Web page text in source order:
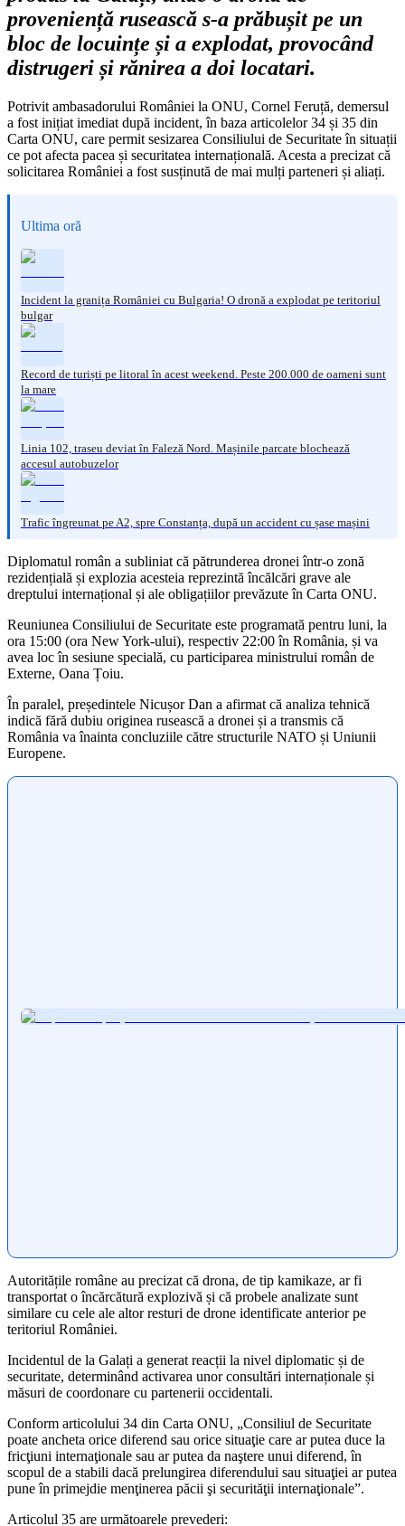
proveniență rusească s-a prăbușit pe un
bloc de locuințe și a explodat, provocând
distrugeri și rănirea a doi locatari.
Potrivit ambasadorului României la ONU, Cornel Feruță, demersul
a fost inițiat imediat după incident, în baza articolelor 34 și 35 din
Carta ONU, care permit sesizarea Consiliului de Securitate în situații
ce pot afecta pacea și securitatea internațională. Acesta a precizat că
solicitarea României a fost susținută de mai mulți parteneri și aliați.
Ultima oră
Incident la granița României cu Bulgaria! O dronă a explodat pe teritoriul
bulgar
Record de turiști pe litoral în acest weekend. Peste 200.000 de oameni sunt
la mare
Linia 102, traseu deviat în Faleză Nord. Mașinile parcate blochează
accesul autobuzelor
Trafic îngreunat pe A2, spre Constanța, după un accident cu șase mașini
Diplomatul român a subliniat că pătrunderea dronei într-o zonă
rezidențială și explozia acesteia reprezintă încălcări grave ale
dreptului internațional și ale obligațiilor prevăzute în Carta ONU.
Reuniunea Consiliului de Securitate este programată pentru luni, la
ora 15:00 (ora New York-ului), respectiv 22:00 în România, și va
avea loc în sesiune specială, cu participarea ministrului român de
Externe, Oana Țoiu.
În paralel, președintele Nicușor Dan a afirmat că analiza tehnică
indică fără dubiu originea rusească a dronei și a transmis că
România va înainta concluziile către structurile NATO și Uniunii
Europene.
Autoritățile române au precizat că drona, de tip kamikaze, ar fi
transportat o încărcătură explozivă și că probele analizate sunt
similare cu cele ale altor resturi de drone identificate anterior pe
teritoriul României.
Incidentul de la Galați a generat reacții la nivel diplomatic și de
securitate, determinând activarea unor consultări internaționale și
măsuri de coordonare cu partenerii occidentali.
Conform articolului 34 din Carta ONU, „Consiliul de Securitate
poate ancheta orice diferend sau orice situaţie care ar putea duce la
fricţiuni internaţionale sau ar putea da naştere unui diferend, în
scopul de a stabili dacă prelungirea diferendului sau situaţiei ar putea
pune în primejdie menţinerea păcii şi securităţii internaţionale”.
Articolul 35 are următoarele prevederi: